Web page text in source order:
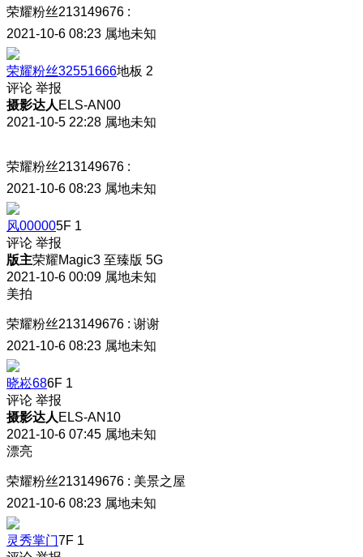
荣耀粉丝213149676 :
2021-10-6 08:23 属地未知
荣耀粉丝32551666地板 2
评论 举报
摄影达人 ELS-AN00
2021-10-5 22:28 属地未知
荣耀粉丝213149676 :
2021-10-6 08:23 属地未知
风000005F 1
评论 举报
版主荣耀Magic3 至臻版 5G
2021-10-6 00:09 属地未知
美拍
荣耀粉丝213149676 : 谢谢
2021-10-6 08:23 属地未知
晓崧686F 1
评论 举报
摄影达人 ELS-AN10
2021-10-6 07:45 属地未知
漂亮
荣耀粉丝213149676 : 美景之屋
2021-10-6 08:23 属地未知
灵秀掌门7F 1